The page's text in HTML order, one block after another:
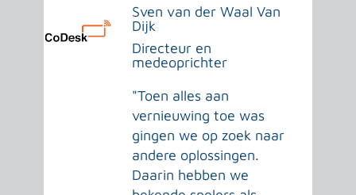
Sven van der Waal Van
Dijk
Directeur en
medeoprichter
"Toen alles aan
vernieuwing toe was
gingen we op zoek naar
andere oplossingen.
Daarin hebben we